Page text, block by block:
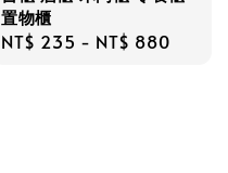
置物櫃
Regular
NT$ 235 - NT$ 880